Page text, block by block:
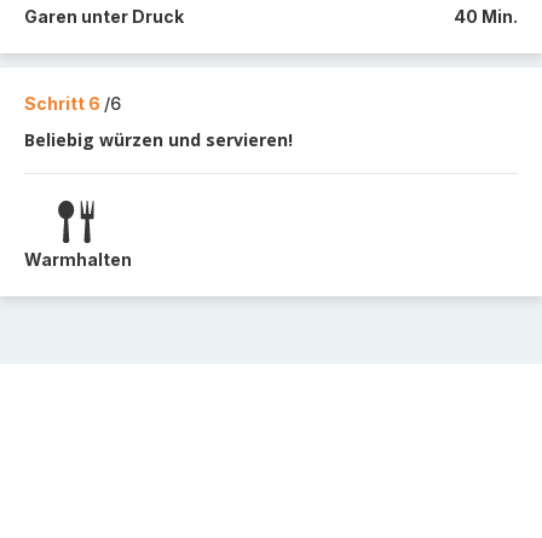
Garen unter Druck 40 Min.
Schritt 6 /6
Beliebig würzen und servieren!
Warmhalten